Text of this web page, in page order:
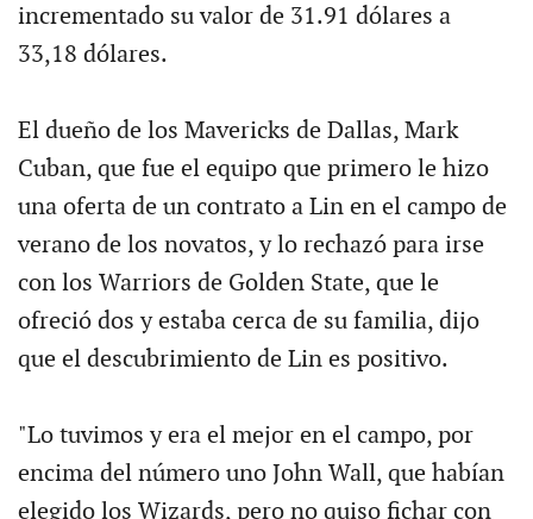
incrementado su valor de 31.91 dólares a
33,18 dólares.
El dueño de los Mavericks de Dallas, Mark
Cuban, que fue el equipo que primero le hizo
una oferta de un contrato a Lin en el campo de
verano de los novatos, y lo rechazó para irse
con los Warriors de Golden State, que le
ofreció dos y estaba cerca de su familia, dijo
que el descubrimiento de Lin es positivo.
"Lo tuvimos y era el mejor en el campo, por
encima del número uno John Wall, que habían
elegido los Wizards, pero no quiso fichar con